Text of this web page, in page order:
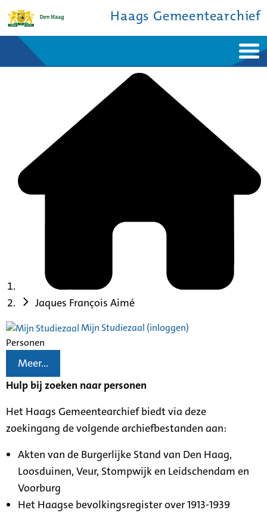
Haags Gemeentearchief
Bronnen en collecties
Jaques François Aimé
Mijn Studiezaal (inloggen)
Personen
Meer...
Hulp bij zoeken naar personen
Het Haags Gemeentearchief biedt via deze
zoekingang de volgende archiefbestanden aan:
Akten van de Burgerlijke Stand van Den Haag,
Loosduinen, Veur, Stompwijk en Leidschendam en
Voorburg
Het Haagse bevolkingsregister over 1913-1939